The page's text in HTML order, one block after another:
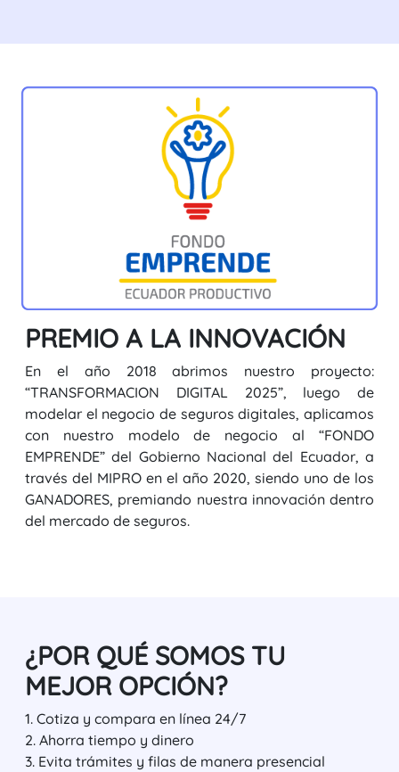
PREMIO A LA INNOVACIÓN
En el año 2018 abrimos nuestro proyecto:
“TRANSFORMACION DIGITAL 2025”, luego de
modelar el negocio de seguros digitales, aplicamos
con nuestro modelo de negocio al “FONDO
EMPRENDE” del Gobierno Nacional del Ecuador, a
través del MIPRO en el año 2020, siendo uno de los
GANADORES, premiando nuestra innovación dentro
del mercado de seguros.
¿POR QUÉ SOMOS TU
MEJOR OPCIÓN?
1. Cotiza y compara en línea 24/7
2. Ahorra tiempo y dinero
3. Evita trámites y filas de manera presencial